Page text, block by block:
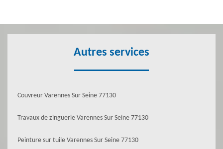
Autres services
Couvreur Varennes Sur Seine 77130
Travaux de zinguerie Varennes Sur Seine 77130
Peinture sur tuile Varennes Sur Seine 77130